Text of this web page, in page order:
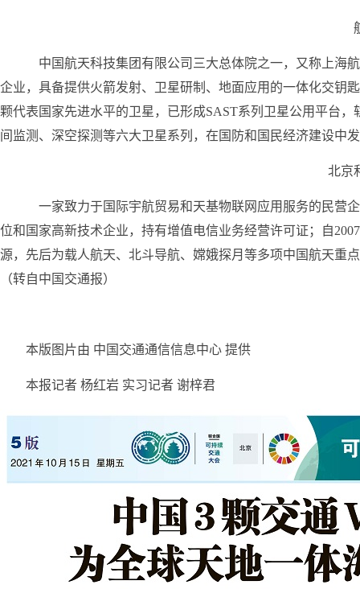
中国航天科技集团有限公司三大总体院之一，又称上海
企业，具备提供火箭发射、卫星研制、地面应用的一体化交钥
颗代表国家先进水平的卫星，已形成SAST系列卫星公用平台
间监测、深空探测等六大卫星系列，在国防和国民经济建设中
北京
一家致力于国际宇航贸易和天基物联网应用服务的民营
位和国家高新技术企业，持有增值电信业务经营许可证；自
源，先后为载人航天、北斗导航、嫦娥探月等多项中国航天重
（转自中国交通报）
本版图片由 中国交通通信信息中心 提供
本报记者 杨红岩 实习记者 谢梓君